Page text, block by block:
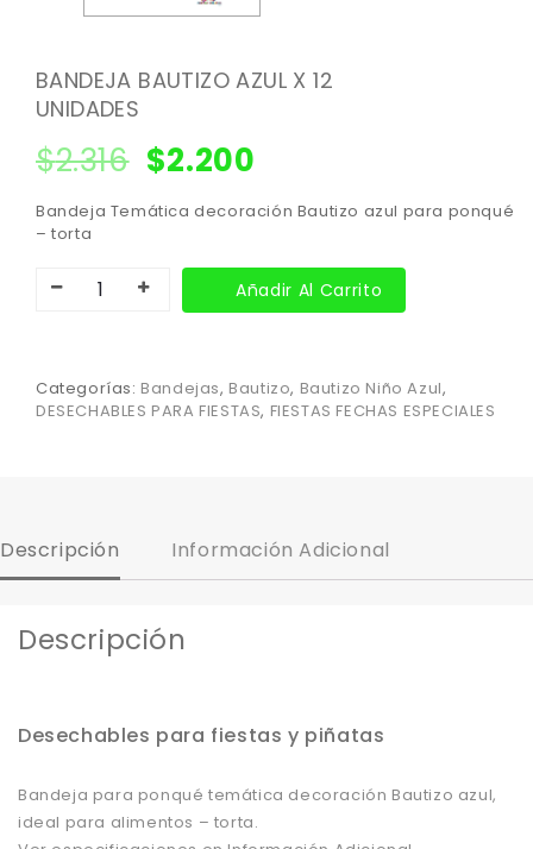
BANDEJA BAUTIZO AZUL X 12
UNIDADES
$2.316 $2.200
Bandeja Temática decoración Bautizo azul para ponqué
– torta
Añadir Al Carrito
Categorías: Bandejas, Bautizo, Bautizo Niño Azul,
DESECHABLES PARA FIESTAS, FIESTAS FECHAS ESPECIALES
Descripción Información Adicional
Descripción
Desechables para fiestas y piñatas
Bandeja para ponqué temática decoración Bautizo azul,
ideal para alimentos – torta.